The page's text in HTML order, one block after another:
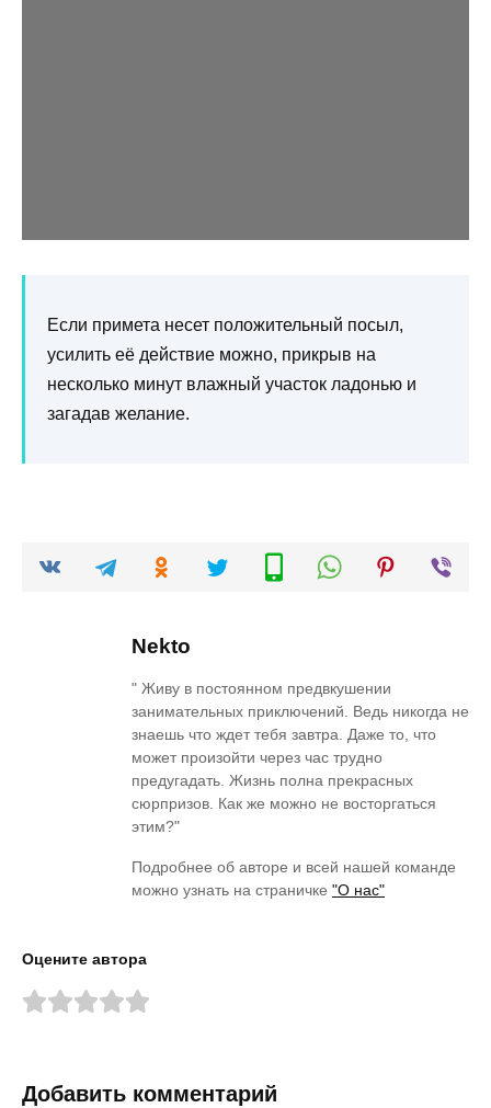
Если примета несет положительный посыл,
усилить её действие можно, прикрыв на
несколько минут влажный участок ладонью и
загадав желание.
Nekto
" Живу в постоянном предвкушении
занимательных приключений. Ведь никогда не
знаешь что ждет тебя завтра. Даже то, что
может произойти через час трудно
предугадать. Жизнь полна прекрасных
сюрпризов. Как же можно не восторгаться
этим?"
Подробнее об авторе и всей нашей команде
можно узнать на страничке "О нас"
Оцените автора
Добавить комментарий